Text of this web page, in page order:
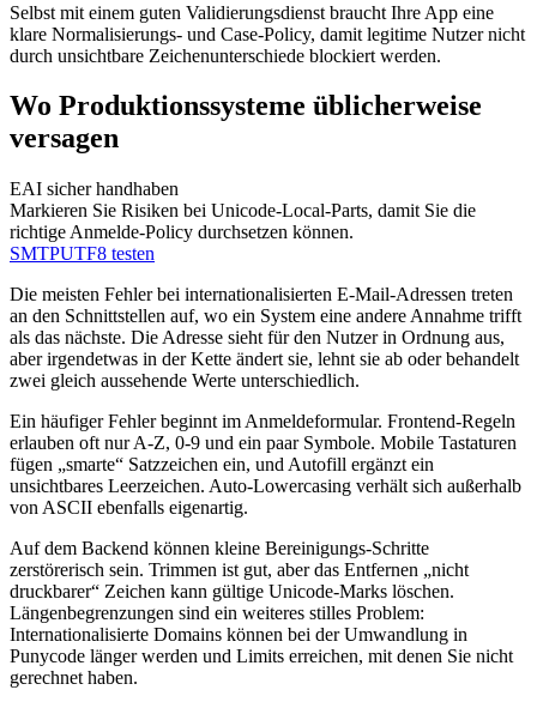
Selbst mit einem guten Validierungsdienst braucht Ihre App eine
klare Normalisierungs‑ und Case‑Policy, damit legitime Nutzer nicht
durch unsichtbare Zeichenunterschiede blockiert werden.
Wo Produktionssysteme üblicherweise
versagen
EAI sicher handhaben
Markieren Sie Risiken bei Unicode‑Local‑Parts, damit Sie die
richtige Anmelde‑Policy durchsetzen können.
SMTPUTF8 testen
Die meisten Fehler bei internationalisierten E‑Mail‑Adressen treten
an den Schnittstellen auf, wo ein System eine andere Annahme trifft
als das nächste. Die Adresse sieht für den Nutzer in Ordnung aus,
aber irgendetwas in der Kette ändert sie, lehnt sie ab oder behandelt
zwei gleich aussehende Werte unterschiedlich.
Ein häufiger Fehler beginnt im Anmeldeformular. Frontend‑Regeln
erlauben oft nur A‑Z, 0‑9 und ein paar Symbole. Mobile Tastaturen
fügen „smarte“ Satzzeichen ein, und Autofill ergänzt ein
unsichtbares Leerzeichen. Auto‑Lowercasing verhält sich außerhalb
von ASCII ebenfalls eigenartig.
Auf dem Backend können kleine Bereinigungs‑Schritte
zerstörerisch sein. Trimmen ist gut, aber das Entfernen „nicht
druckbarer“ Zeichen kann gültige Unicode‑Marks löschen.
Längenbegrenzungen sind ein weiteres stilles Problem:
Internationalisierte Domains können bei der Umwandlung in
Punycode länger werden und Limits erreichen, mit denen Sie nicht
gerechnet haben.